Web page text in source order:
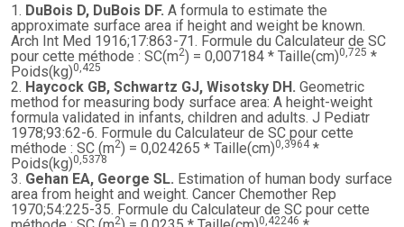
DuBois D, DuBois DF. A formula to estimate the
approximate surface area if height and weight be known.
Arch Int Med 1916;17:863-71. Formule du Calculateur de SC
pour cette méthode : SC(m2) = 0,007184 * Taille(cm)0,725 *
Poids(kg)0,425
Haycock GB, Schwartz GJ, Wisotsky DH. Geometric
method for measuring body surface area: A height-weight
formula validated in infants, children and adults. J Pediatr
1978;93:62-6. Formule du Calculateur de SC pour cette
méthode : SC (m2) = 0,024265 * Taille(cm)0,3964 *
Poids(kg)0,5378
Gehan EA, George SL. Estimation of human body surface
area from height and weight. Cancer Chemother Rep
1970;54:225-35. Formule du Calculateur de SC pour cette
2 0,42246